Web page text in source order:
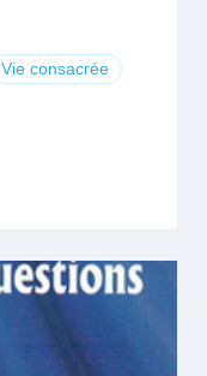
Vie consacrée